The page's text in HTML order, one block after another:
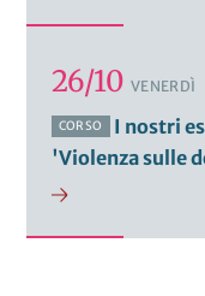
26/10 VENERDÌ
CORSO
I nostri
'Violenza sulle